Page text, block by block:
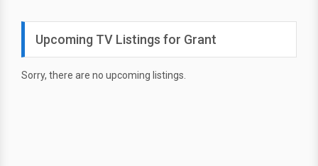
Upcoming TV Listings for Grant
Sorry, there are no upcoming listings.